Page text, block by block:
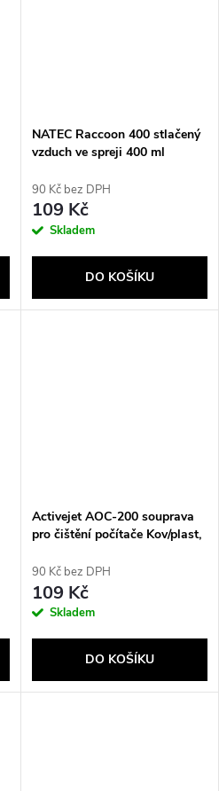
NATEC Raccoon 400 stlačený
vzduch ve spreji 400 ml
90 Kč bez DPH
109 Kč
Skladem
DO KOŠÍKU
Activejet AOC-200 souprava
pro čištění počítače Kov/plast,
PC, Tiskárnový, Skener Čištění
zařízení tlakem vzduchu 400
ml
90 Kč bez DPH
109 Kč
Skladem
DO KOŠÍKU